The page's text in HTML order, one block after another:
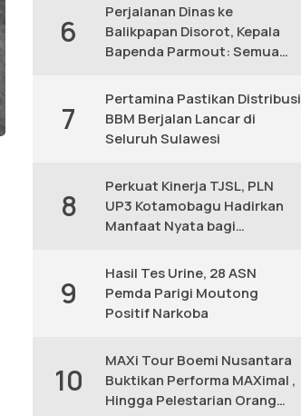
6
Perjalanan Dinas ke
Balikpapan Disorot, Kepala
Bapenda Parmout: Semua
7
Pertamina Pastikan Distribusi
BBM Berjalan Lancar di
Seluruh Sulawesi
8
Perkuat Kinerja TJSL, PLN
UP3 Kotamobagu Hadirkan
Manfaat Nyata bagi
9
Hasil Tes Urine, 28 ASN
Pemda Parigi Moutong
Positif Narkoba
10
MAXi Tour Boemi Nusantara
Buktikan Performa MAXimal ,
Hingga Pelestarian Orang